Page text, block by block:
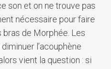
son et on ne trouve pas
nécessaire pour faire
bras de Morphée. Les
l’acouphène
vient la question : si